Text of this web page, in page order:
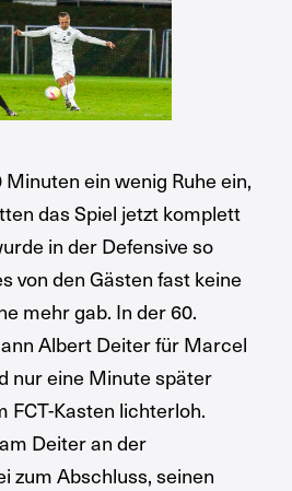
ein wenig Ruhe ein,
das Spiel jetzt komplett
in der Defensive so
von den Gästen fast keine
mehr gab. In der 60.
Albert Deiter für Marcel
nur eine Minute später
FCT-Kasten lichterloh.
Deiter an der
zum Abschluss, seinen